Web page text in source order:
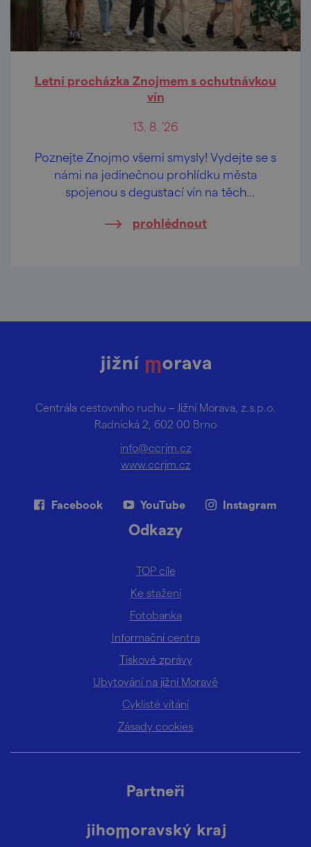
Letní procházka Znojmem s ochutnávkou
vín
13. 8. '26
Poznejte Znojmo všemi smysly! Vydejte se s
námi na jedinečnou prohlídku města
spojenou s degustací vín na těch
prohlédnout
Centrála cestovního ruchu – Jižní Morava, z.s.p.o.
Radnická 2, 602 00 Brno
info@ccrjm.cz
www.ccrjm.cz
Facebook YouTube Instagram
Odkazy
TOP cíle
Ke stažení
Fotobanka
Informační centra
Tiskové zprávy
Ubytování na jižní Moravě
Cyklisté vítáni
Zásady cookies
Partneři